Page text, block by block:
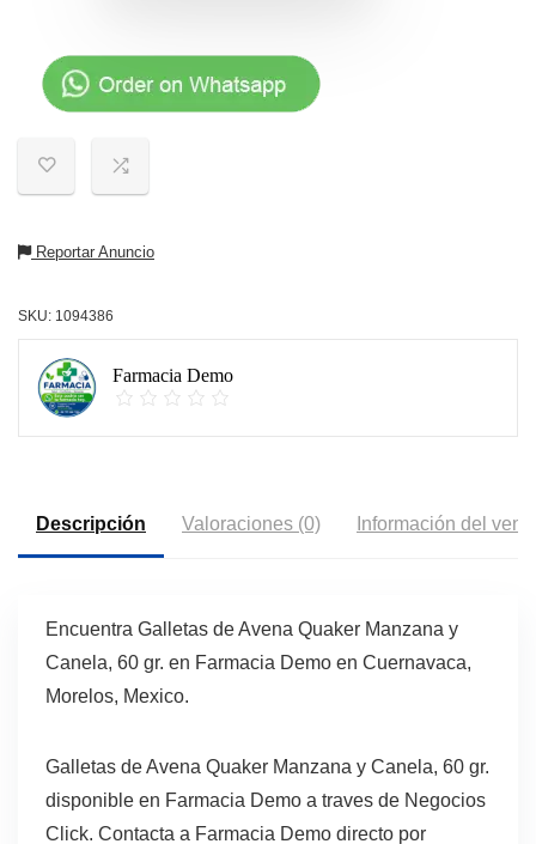
Reportar Anuncio
SKU: 1094386
Farmacia Demo
Descripción Valoraciones (0) Información del
Encuentra Galletas de Avena Quaker Manzana y
Canela, 60 gr. en Farmacia Demo en Cuernavaca,
Morelos, Mexico.
Galletas de Avena Quaker Manzana y Canela, 60 gr.
disponible en Farmacia Demo a traves de Negocios
Click. Contacta a Farmacia Demo directo por